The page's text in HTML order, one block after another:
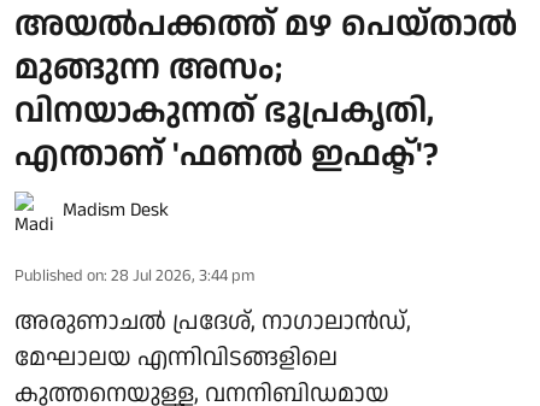
അയൽപക്കത്ത് മഴ പെയ്താൽ
മുങ്ങുന്ന അസം;
വിനയാകുന്നത് ഭൂപ്രകൃതി,
എന്താണ് 'ഫണൽ ഇഫക്ട്'?
Madism Desk
Published on: 28 Jul 2026, 3:44 pm
അരുണാചൽ പ്രദേശ്, നാഗാലാൻഡ്,
മേഘാലയ എന്നിവിടങ്ങളിലെ
കുത്തനെയുള്ള, വനനിബിഡമായ